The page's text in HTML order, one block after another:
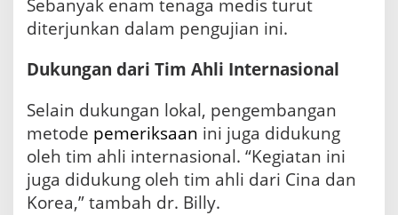
u
r
i
r
a
a
y
Sebanyak enam tenaga medis turut
diterjunkan dalam pengujian ini.
Dukungan dari Tim Ahli Internasional
Selain dukungan lokal, pengembangan
metode pemeriksaan ini juga didukung
oleh tim ahli internasional. “Kegiatan ini
juga didukung oleh tim ahli dari Cina dan
Korea,” tambah dr. Billy.